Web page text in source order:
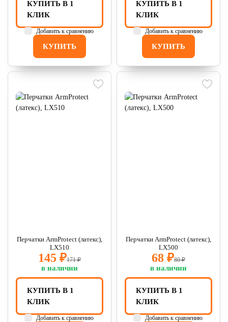
КУПИТЬ
КУПИТЬ В 1
КЛИК
Добавить к сравнению
КУПИТЬ
КУПИТЬ В 1
КЛИК
Добавить к сравнению
Перчатки ArmProtect (латекс),
LX510
145 ₽171 ₽
в наличии
КУПИТЬ В 1
КЛИК
Добавить к сравнению
Перчатки ArmProtect (латекс),
LX500
68 ₽80 ₽
в наличии
КУПИТЬ В 1
КЛИК
Добавить к сравнению